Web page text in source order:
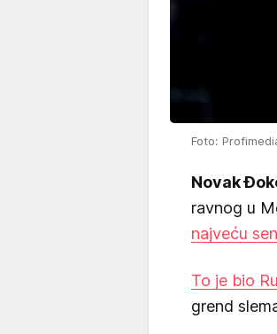
Foto:
Novak
ravnog u
najveću
To je bio
grend